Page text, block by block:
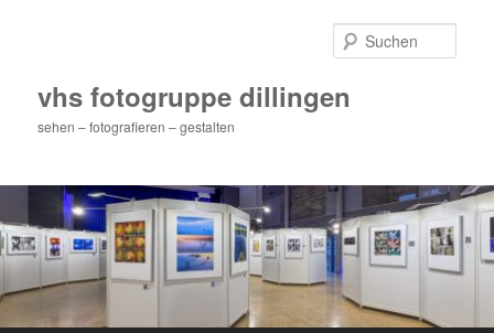
vhs fotogruppe dillingen
sehen – fotografieren – gestalten